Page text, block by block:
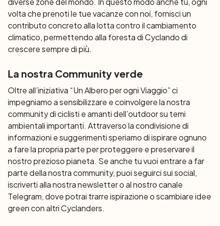
volta che prenoti le tue vacanze con noi, fornisci un
contributo concreto alla lotta contro il cambiamento
climatico, permettendo alla foresta di Cyclando di
crescere sempre di più.
La nostra Community verde
Oltre all’iniziativa “Un Albero per ogni Viaggio” ci
impegniamo a sensibilizzare e coinvolgere la nostra
community di ciclisti e amanti dell’outdoor su temi
ambientali importanti. Attraverso la condivisione di
informazioni e suggerimenti speriamo di ispirare ognuno
a fare la propria parte per proteggere e preservare il
nostro prezioso pianeta. Se anche tu vuoi entrare a far
parte della nostra community, puoi seguirci sui social,
iscriverti alla nostra newsletter o al nostro canale
Telegram, dove potrai trarre ispirazione o scambiare idee
green con altri Cyclanders.